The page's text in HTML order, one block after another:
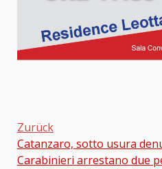
Zurück
Catanzaro, sotto usura
Carabinieri arrestano due